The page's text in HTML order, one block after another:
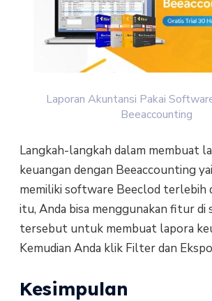
Laporan Akuntansi Pakai
Beeaccounting
Langkah-langkah dalam membuat
keuangan dengan Beeaccounting
memiliki software Beeclod terlebih
itu, Anda bisa menggunakan fitur di
tersebut untuk membuat lapora
Kemudian Anda klik Filter dan
Kesimpulan